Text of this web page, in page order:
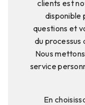
clients est
disponible
questions et
du
Nous
service
En